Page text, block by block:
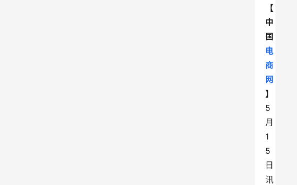
【
中
国
电
商
网
】
5
月
1
5
日
讯